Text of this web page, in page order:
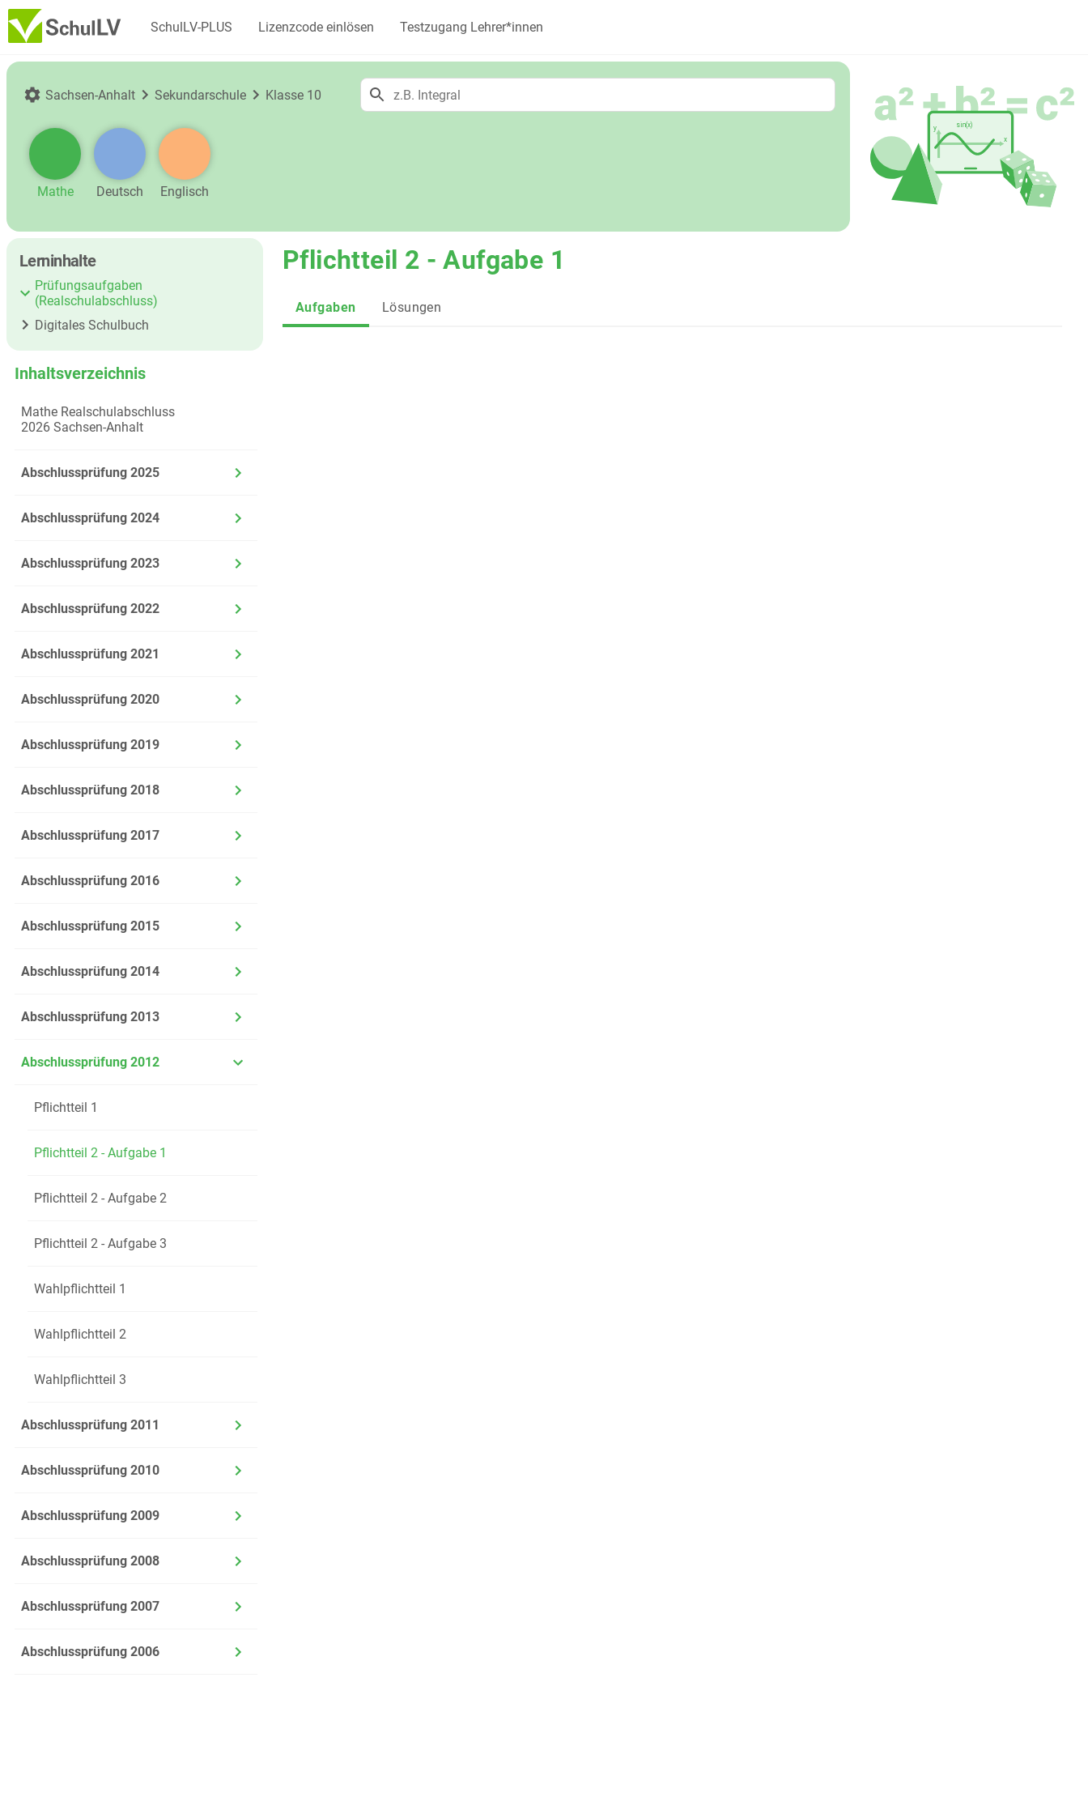
SchulLV-PLUS Lizenzcode einlösen Testzugang Lehrer*innen
Sachsen-Anhalt Sekundarschule Klasse 10
Mathe Deutsch Englisch
Lerninhalte
Prüfungsaufgaben
(Realschulabschluss)
Digitales Schulbuch
Inhaltsverzeichnis
Mathe Realschulabschluss
2026 Sachsen-Anhalt
Abschlussprüfung 2025
Abschlussprüfung 2024
Abschlussprüfung 2023
Abschlussprüfung 2022
Abschlussprüfung 2021
Abschlussprüfung 2020
Abschlussprüfung 2019
Abschlussprüfung 2018
Abschlussprüfung 2017
Abschlussprüfung 2016
Abschlussprüfung 2015
Abschlussprüfung 2014
Abschlussprüfung 2013
Abschlussprüfung 2012
Pflichtteil 1
Pflichtteil 2 - Aufgabe 1
Pflichtteil 2 - Aufgabe 2
Pflichtteil 2 - Aufgabe 3
Wahlpflichtteil 1
Wahlpflichtteil 2
Wahlpflichtteil 3
Abschlussprüfung 2011
Abschlussprüfung 2010
Abschlussprüfung 2009
Abschlussprüfung 2008
Abschlussprüfung 2007
Abschlussprüfung 2006
Pflichtteil 2 - Aufgabe 1
Aufgaben Lösungen